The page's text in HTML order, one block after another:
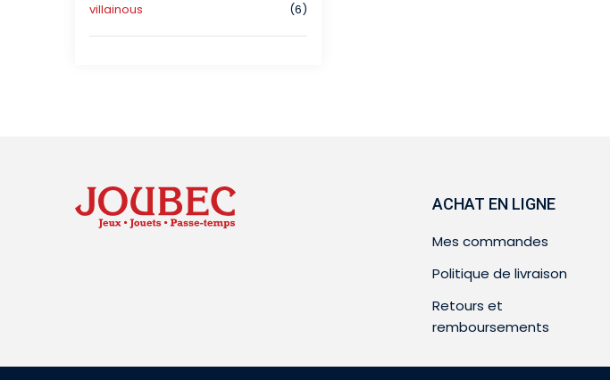
villainous
(6)
ACHAT EN LIGNE
Mes commandes
Politique de livraison
Retours et
remboursements